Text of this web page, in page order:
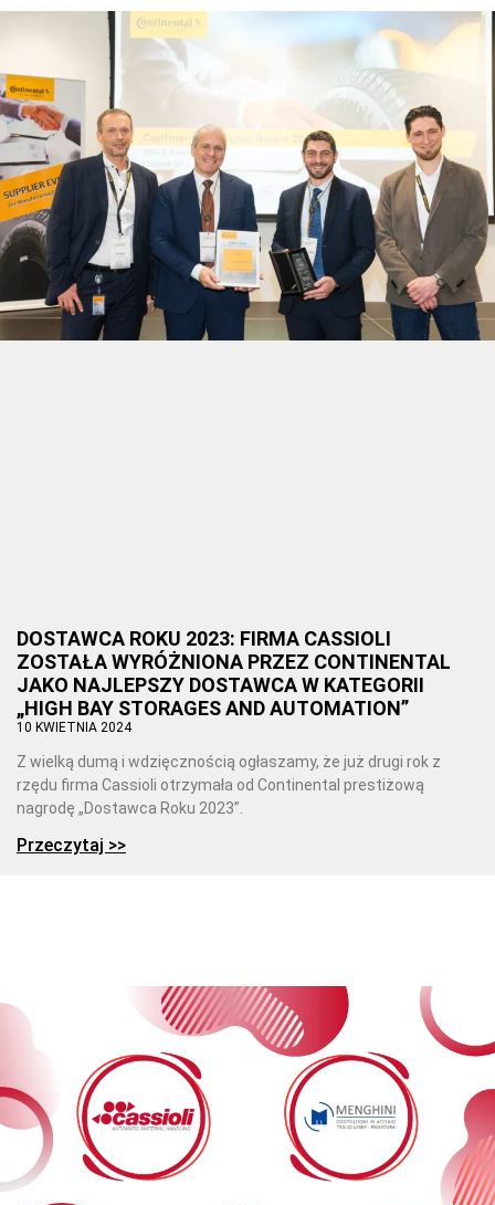
DOSTAWCA ROKU 2023: FIRMA CASSIOLI
ZOSTAŁA WYRÓŻNIONA PRZEZ CONTINENTAL
JAKO NAJLEPSZY DOSTAWCA W KATEGORII
„HIGH BAY STORAGES AND AUTOMATION”
10 KWIETNIA 2024
Z wielką dumą i wdzięcznością ogłaszamy, że już drugi rok z
rzędu firma Cassioli otrzymała od Continental prestiżową
nagrodę „Dostawca Roku 2023”.
Przeczytaj >>